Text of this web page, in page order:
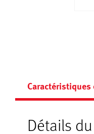
Caractéristiques
Détails